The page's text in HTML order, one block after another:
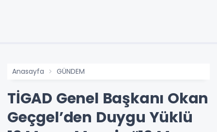
Anasayfa GÜNDEM
TİGAD Genel Başkanı Okan
Geçgel’den Duygu Yüklü